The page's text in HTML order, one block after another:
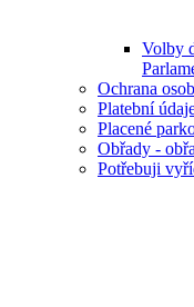
Volby
Ochrana
Platební
Placené
Obřady -
Potřebuji